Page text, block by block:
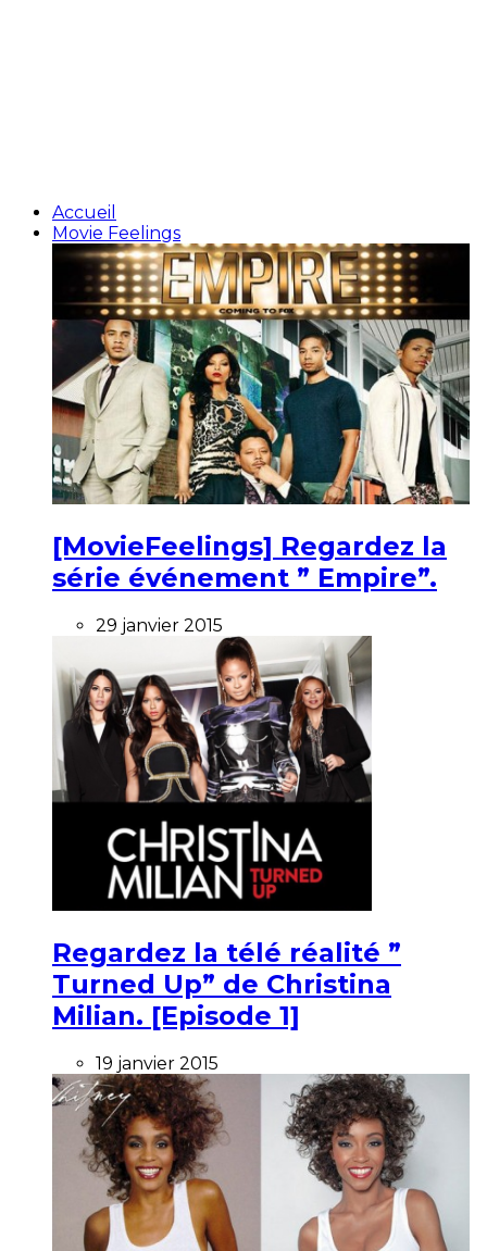
Accueil
Movie Feelings
[MovieFeelings] Regardez la
série événement ” Empire”.
29 janvier 2015
Regardez la télé réalité ”
Turned Up” de Christina
Milian. [Episode 1]
19 janvier 2015